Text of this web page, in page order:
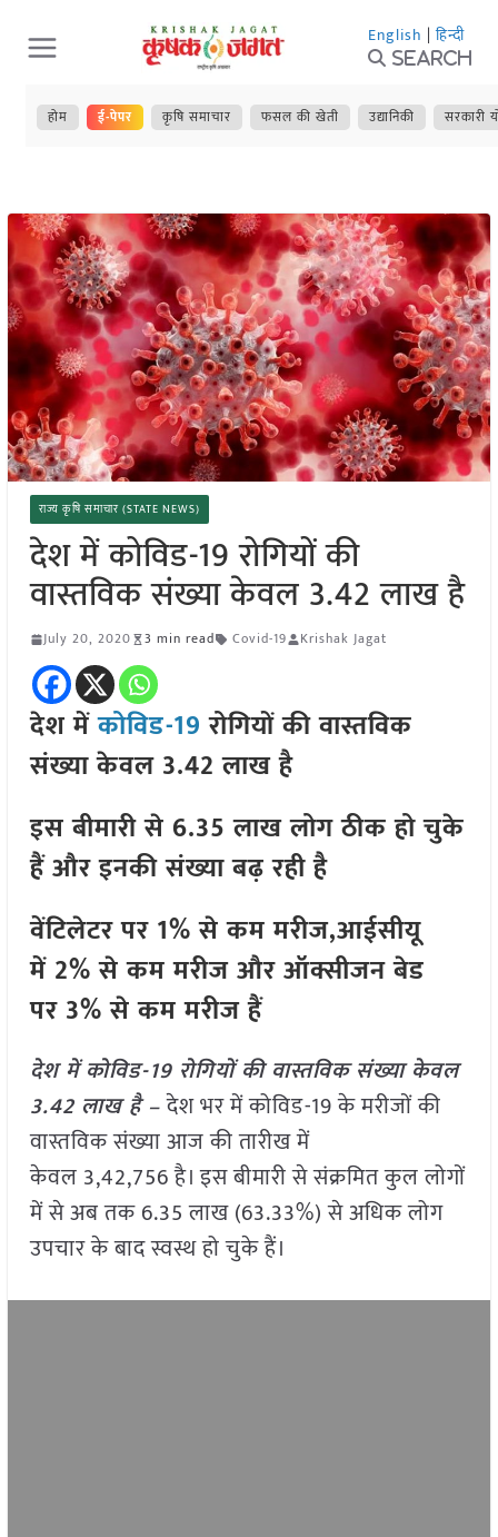
Skip
to
content
English | हिन्दी
Search
होम ई-पेपर कृषि समाचार फसल की खेती उद्यानिकी सरकारी
राज्य कृषि समाचार (STATE NEWS)
देश में कोविड-19 रोगियों की
वास्तविक संख्या केवल 3.42 लाख है
July 20, 2020 3 min read Covid-19 Krishak Jagat
देश मेंकोविड-19 रोगियों की वास्तविक
संख्या केवल 3.42 लाख है
इस बीमारी से 6.35 लाख लोग ठीक हो चुके
हैं और इनकी संख्या बढ़ रही है
वेंटिलेटर पर 1% से कम मरीज,आईसीयू
में 2% से कम मरीज और ऑक्सीजन बेड
पर 3% से कम मरीज हैं
देश में कोविड-19 रोगियों की वास्तविक संख्या केवल
3.42 लाख है –देश भर में कोविड-19 के मरीजों की
वास्तविक संख्या आज की तारीख में
केवल 3,42,756 है। इस बीमारी से संक्रमित कुल लोगों
में से अब तक 6.35 लाख (63.33%) से अधिक लोग
उपचार के बाद स्वस्थ हो चुके हैं।